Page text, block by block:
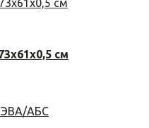
см